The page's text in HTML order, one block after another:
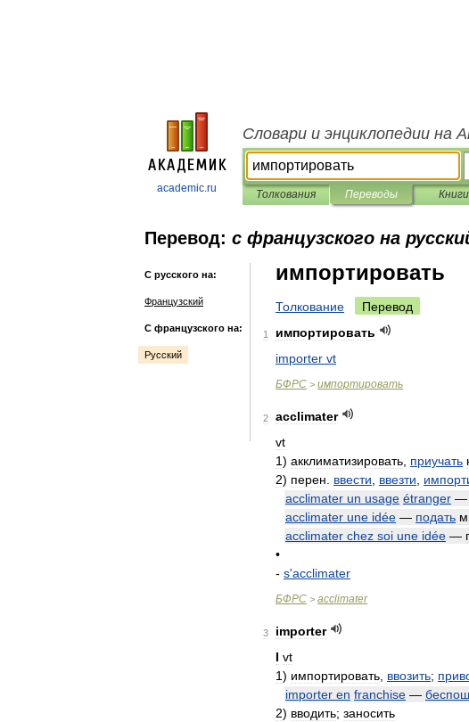
academic.ru
Словари и энциклопедии на
Толкования Переводы Книги
Перевод: с французского на
С русского на:
Французский
С французского на:
Русский
импортировать
Толкование Перевод
1
импортировать
importer vt
БФРС > импортировать
2
acclimater
vt
1) акклиматизировать приучать
2) перен ввести ввезти
acclimater un usage étranger —
acclimater une idée — подать
acclimater chez soi une idée —
•
- s'acclimater
БФРС > acclimater
3
importer
I vt
1) импортировать ввозить;
importer en franchise —
2) вводить; заносить